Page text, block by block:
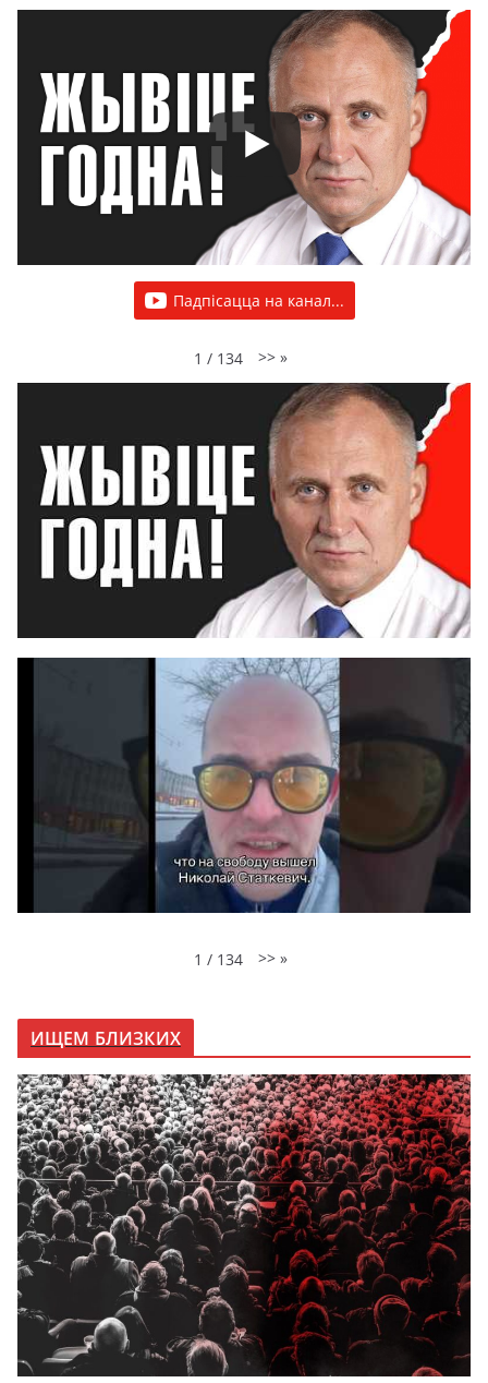
Падпісацца на канал...
1 / 134 >> »
1 / 134 >> »
ИЩЕМ БЛИЗКИХ